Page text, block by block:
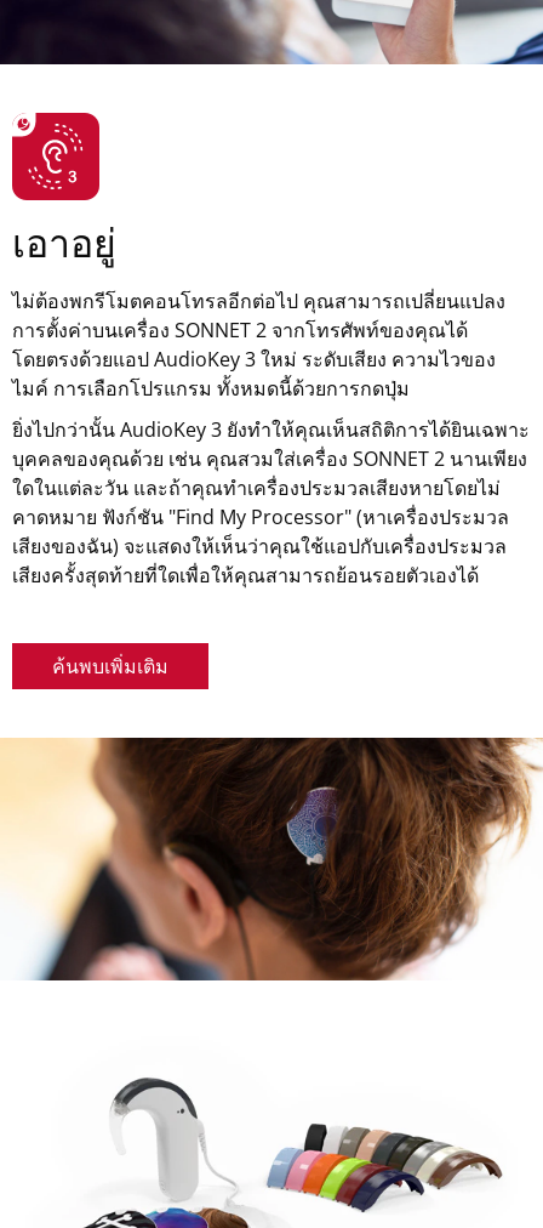
เอาอยู่
ไม่ต้องพกรีโมตคอนโทรลอีกต่อไป คุณสามารถเปลี่ยนแปลง
การตั้งค่าบนเครื่อง SONNET 2 จากโทรศัพท์ของคุณได้
โดยตรงด้วยแอป AudioKey 3 ใหม่ ระดับเสียง ความไวของ
ไมค์ การเลือกโปรแกรม ทั้งหมดนี้ด้วยการกดปุ่ม
ยิ่งไปกว่านั้น AudioKey 3 ยังทำให้คุณเห็นสถิติการได้ยินเฉพาะ
บุคคลของคุณด้วย เช่น คุณสวมใส่เครื่อง SONNET 2 นานเพียง
ใดในแต่ละวัน และถ้าคุณทำเครื่องประมวลเสียงหายโดยไม่
คาดหมาย ฟังก์ชัน "Find My Processor" (หาเครื่องประมวล
เสียงของฉัน) จะแสดงให้เห็นว่าคุณใช้แอปกับเครื่องประมวล
เสียงครั้งสุดท้ายที่ใดเพื่อให้คุณสามารถย้อนรอยตัวเองได้
ค้นพบเพิ่มเติม